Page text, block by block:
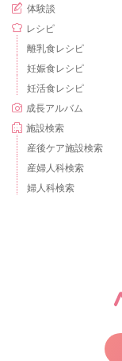
体験談
レシピ
離乳食レシピ
妊娠食レシピ
妊活食レシピ
成長アルバム
施設検索
産後ケア施設検索
産婦人科検索
婦人科検索